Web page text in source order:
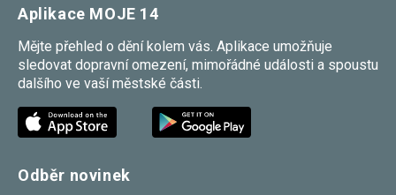
Aplikace MOJE 14
Mějte přehled o dění kolem vás. Aplikace umožňuje
sledovat dopravní omezení, mimořádné události a spoustu
dalšího ve vaší městské části.
Odběr novinek